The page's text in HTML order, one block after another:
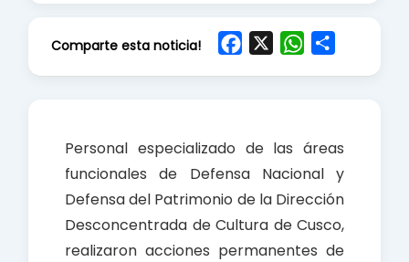
Comparte esta noticia!
o
k
W
s
p
p
Personal especializado de las áreas
funcionales de Defensa Nacional y
Defensa del Patrimonio de la Dirección
Desconcentrada de Cultura de Cusco,
realizaron acciones permanentes de